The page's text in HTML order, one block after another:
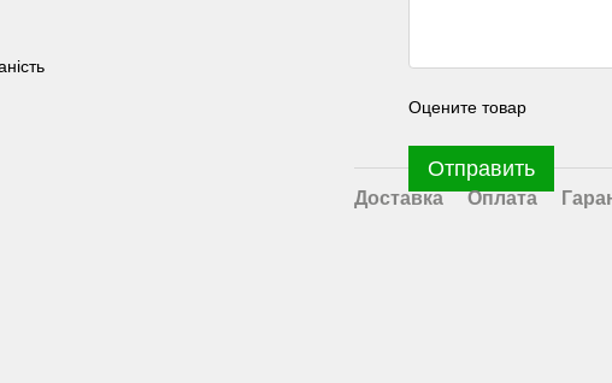
Оцените товар
Отправить
Доставка Оплата